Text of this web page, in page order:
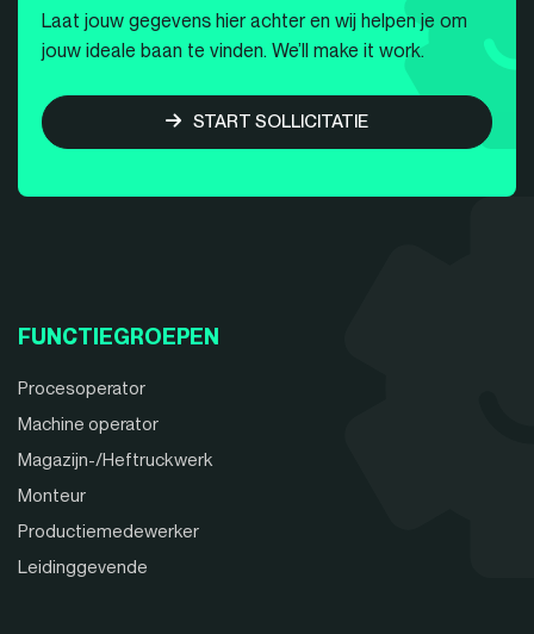
Laat jouw gegevens hier achter en wij helpen je om
jouw ideale baan te vinden. We’ll make it work.
START SOLLICITATIE
FUNCTIEGROEPEN
Procesoperator
Machine operator
Magazijn-/Heftruckwerk
Monteur
Productiemedewerker
Leidinggevende